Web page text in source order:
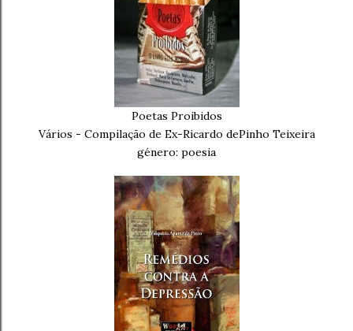
Poetas Proibidos
Vários - Compilação de Ex-Ricardo dePinho Teixeira
género: poesia